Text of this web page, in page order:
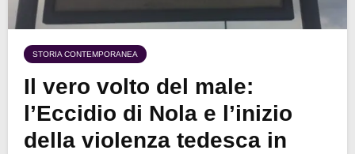
STORIA CONTEMPORANEA
Il vero volto del male:
l’Eccidio di Nola e l’inizio
della violenza tedesca in